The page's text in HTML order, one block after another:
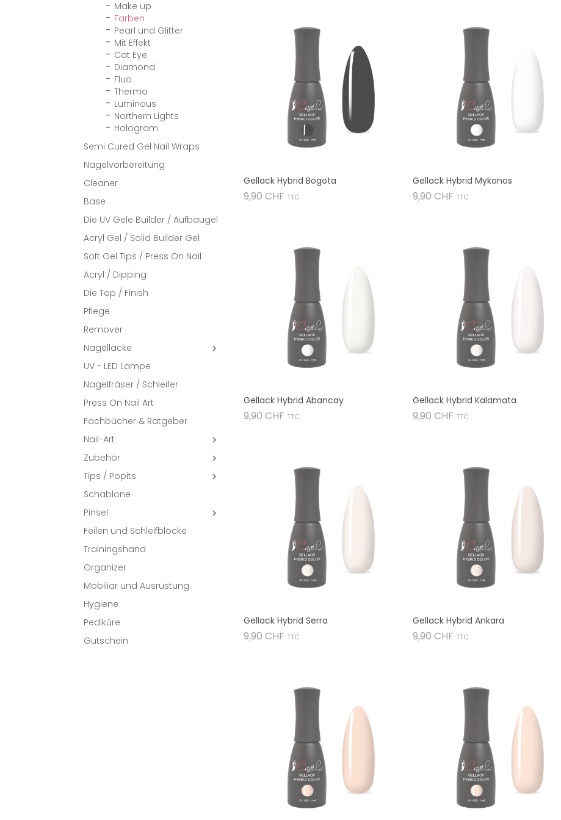
Make up
Farben
Pearl und Glitter
Mit Effekt
Cat Eye
Diamond
Fluo
Thermo
Luminous
Northern Lights
Hologram
Semi Cured Gel Nail Wraps
Nagelvorbereitung
Cleaner
Base
Die UV Gele Builder / Aufbaugel
Acryl Gel / Solid Builder Gel
Soft Gel Tips / Press On Nail
Acryl / Dipping
Die Top / Finish
Pflege
Remover
Nagellacke

UV - LED Lampe
Nagelfräser / Schleifer
Press On Nail Art
Fachbücher & Ratgeber
Nail-Art

Zubehör 
Tips / Popits 
Schablone
Pinsel

Feilen und Schleifblöcke
Trainingshand
Organizer
Mobiliar und Ausrüstung
Hygiene
Pediküre
Gutschein
Gellack Hybrid Bogota
9,90 CHF Preis
TTC
Gellack Hybrid Mykonos
9,90 CHF Preis
TTC
Gellack Hybrid Abancay
9,90 CHF Preis
TTC
Gellack Hybrid Kalamata
9,90 CHF Preis
TTC
Gellack Hybrid Serra
9,90 CHF Preis
TTC
Gellack Hybrid Ankara
9,90 CHF Preis
TTC